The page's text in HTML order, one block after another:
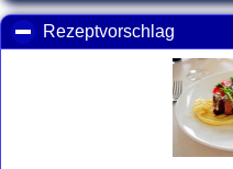
Rezeptvorschlag